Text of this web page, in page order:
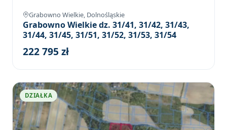
Grabowno Wielkie, Dolnośląskie
Grabowno Wielkie dz. 31/41, 31/42, 31/43,
31/44, 31/45, 31/51, 31/52, 31/53, 31/54
222 795 zł
DZIAŁKA